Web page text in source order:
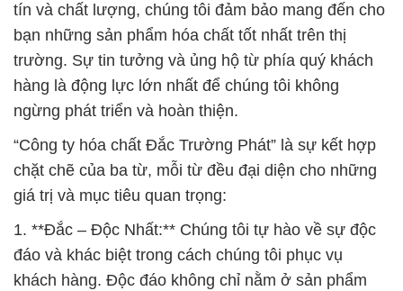
tín và chất lượng, chúng tôi đảm bảo mang đến cho
bạn những sản phẩm hóa chất tốt nhất trên thị
trường. Sự tin tưởng và ủng hộ từ phía quý khách
hàng là động lực lớn nhất để chúng tôi không
ngừng phát triển và hoàn thiện.
“Công ty hóa chất Đắc Trường Phát” là sự kết hợp
chặt chẽ của ba từ, mỗi từ đều đại diện cho những
giá trị và mục tiêu quan trọng:
1. **Đắc – Độc Nhất:** Chúng tôi tự hào về sự độc
đáo và khác biệt trong cách chúng tôi phục vụ
khách hàng. Độc đáo không chỉ nằm ở sản phẩm